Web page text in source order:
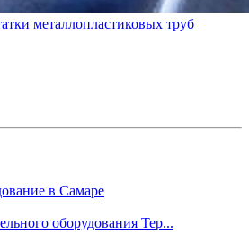
металлопластиковых труб
в Самаре
оборудования Тер...